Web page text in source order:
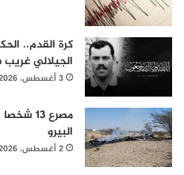
كرة القدم..
الجيلالي
3 أغسطس، 2026
مصرع
البيرو
2 أغسطس، 2026